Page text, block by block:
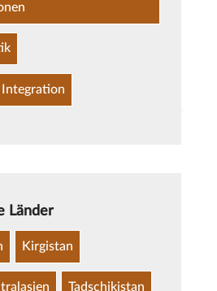
Integration
Länder
Kirgistan
Tadschikistan